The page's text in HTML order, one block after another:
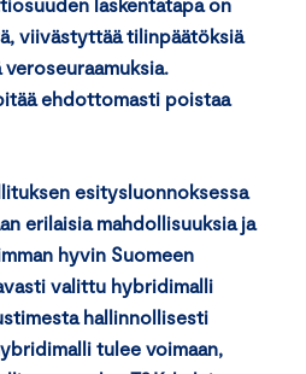
viivästyttää tilinpäätöksiä
ehdottomasti poistaa
esitysluonnoksessa
erilaisia mahdollisuuksia ja
hyvin Suomeen
valittu hybridimalli
hallinnollisesti
tulee voimaan,